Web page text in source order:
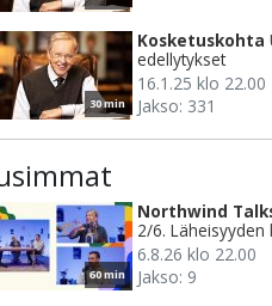
30 min
Kosketuskohta
edellytykset
16.1.25 klo 22.00
Jakso: 331
60 min
Northwind
2/6. Läheisyyden
6.8.26 klo 22.00
Jakso: 9